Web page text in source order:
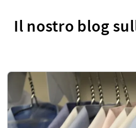
Il nostro blog